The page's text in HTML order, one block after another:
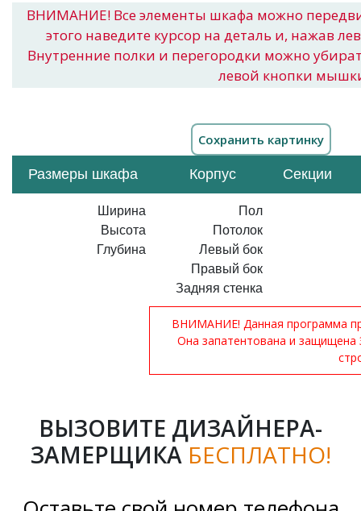
ВНИМАНИЕ! Все элементы шкафа можно
этого наведите курсор на деталь и, нажав
Внутренние полки и перегородки можно
левой кнопки
Размеры шкафа Корпус Секции
Ширина
Высота
Глубина
Пол
Потолок
Левый бок
Правый бок
Задняя стенка
ВНИМАНИЕ! Данная программа
Она запатентована и
ВЫЗОВИТЕ ДИЗАЙНЕРА-
ЗАМЕРЩИКА БЕСПЛАТНО!